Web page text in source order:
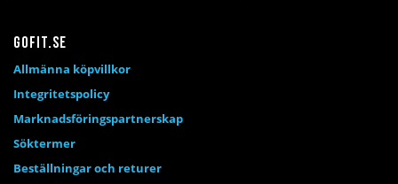
Gofit.se
Allmänna köpvillkor
Integritetspolicy
Marknadsföringspartnerskap
Söktermer
Beställningar och returer